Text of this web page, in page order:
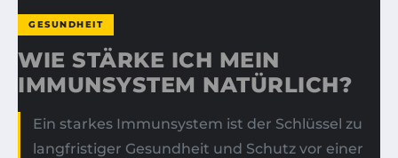
GESUNDHEIT
WIE STÄRKE ICH MEIN
IMMUNSYSTEM NATÜRLICH?
Ein starkes Immunsystem ist der Schlüssel zu
langfristiger Gesundheit und Schutz vor einer